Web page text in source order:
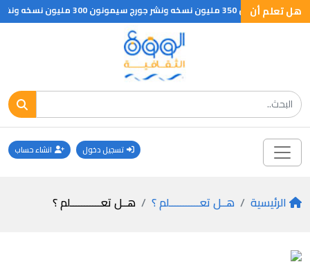
هل تعلم أن
تسجيل دخول انشاء حساب
الرئيسية هــل تعـــــــــــلم ؟ هــل تعـــــــــــلم ؟